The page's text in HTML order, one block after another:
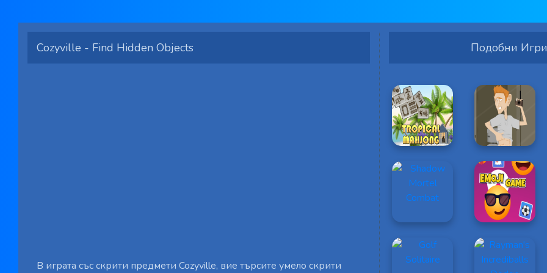
Cozyville - Find Hidden Objects
В играта със скрити предмети Cozyville, вие търсите умело скрити
Подобни Игри